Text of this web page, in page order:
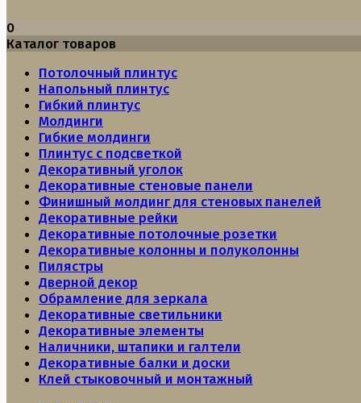
0
Каталог товаров
Потолочный плинтус
Напольный плинтус
Гибкий плинтус
Молдинги
Гибкие молдинги
Плинтус с подсветкой
Декоративный уголок
Декоративные стеновые панели
Финишный молдинг для стеновых панелей
Декоративные рейки
Декоративные потолочные розетки
Декоративные колонны и полуколонны
Пилястры
Дверной декор
Обрамление для зеркала
Декоративные светильники
Декоративные элементы
Наличники, штапики и галтели
Декоративные балки и доски
Клей стыковочный и монтажный